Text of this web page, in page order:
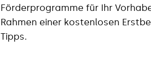
Förderprogramme für Ihr
Rahmen einer kostenlosen
Tipps.